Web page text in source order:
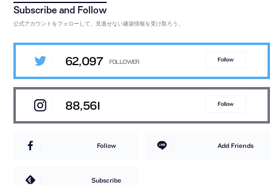
公式アカウントをフォローして、見逃せない建築情報を受け取ろう。
62,097 Follow
88,561 Follow
Follow Add Friends
Subscribe